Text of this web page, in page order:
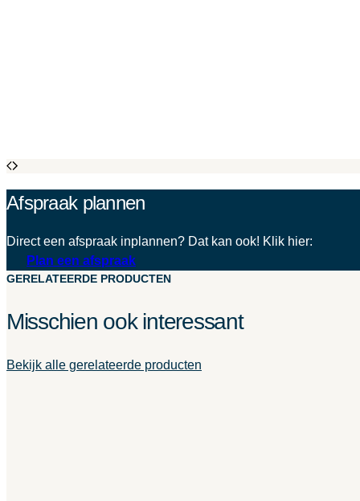
Afspraak plannen
Direct een afspraak inplannen? Dat kan ook! Klik hier:
Plan een afspraak
GERELATEERDE PRODUCTEN
Misschien ook interessant
Bekijk alle gerelateerde producten